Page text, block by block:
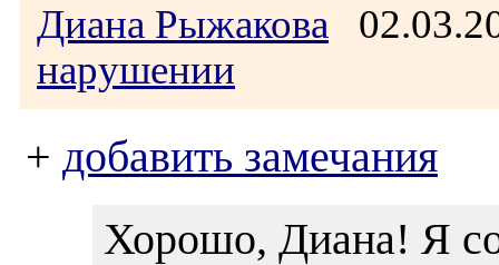
Диана Рыжакова
нарушении
+ добавить замечания
Хорошо, Диана! Я